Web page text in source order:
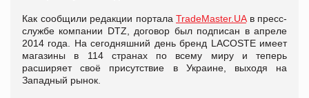
Как сообщили редакции портала TradeMaster.UAв пресс-
службе компании DTZ, договор был подписан в апреле
2014 года. На сегодняшний день бренд LACOSTE имеет
магазины в 114 странах по всему миру и теперь
расширяет своё присутствие в Украине, выходя на
Западный рынок.